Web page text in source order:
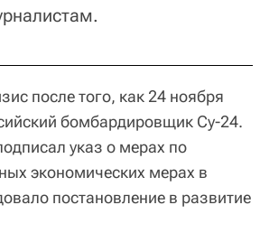
после того, как 24 ноября
бомбардировщик Су-24.
указ о мерах по
экономических мерах в
постановление в развитие